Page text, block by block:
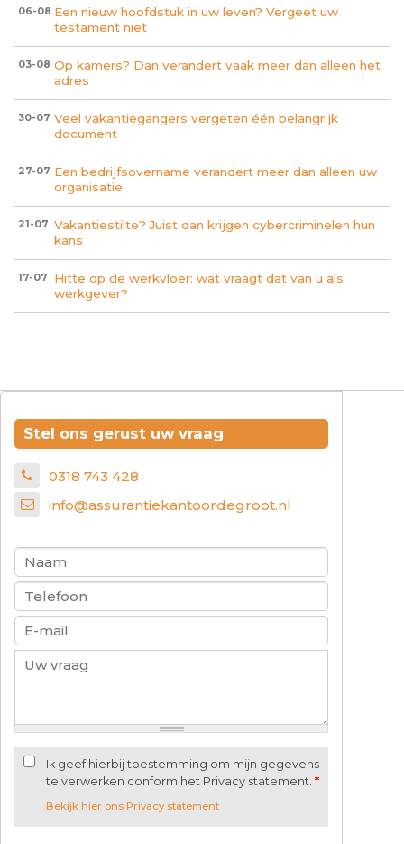
06-08 Een nieuw hoofdstuk in uw leven? Vergeet uw
testament niet
03-08 Op kamers? Dan verandert vaak meer dan alleen het
adres
30-07 Veel vakantiegangers vergeten één belangrijk
document
27-07 Een bedrijfsovername verandert meer dan alleen uw
organisatie
21-07 Vakantiestilte? Juist dan krijgen cybercriminelen hun
kans
17-07
Hitte op de werkvloer: wat vraagt dat van u als
werkgever?
Stel ons gerust uw vraag
0318 743 428
info@assurantiekantoordegroot.nl
Ik geef hierbij toestemming om mijn gegevens
te verwerken conform het Privacy statement. *
Bekijk hier ons Privacy statement